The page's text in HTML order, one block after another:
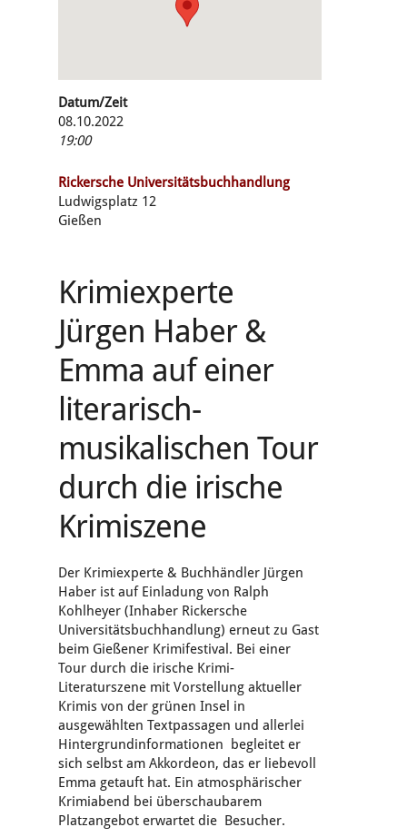
Datum/Zeit
08.10.2022
19:00
Rickersche Universitätsbuchhandlung
Ludwigsplatz 12
Gießen
Krimiexperte
Jürgen Haber &
Emma auf einer
literarisch-
musikalischen Tour
durch die irische
Krimiszene
Der Krimiexperte & Buchhändler Jürgen
Haber ist auf Einladung von Ralph
Kohlheyer (Inhaber Rickersche
Universitätsbuchhandlung) erneut zu Gast
beim Gießener Krimifestival. Bei einer
Tour durch die irische Krimi-
Literaturszene mit Vorstellung aktueller
Krimis von der grünen Insel in
ausgewählten Textpassagen und allerlei
Hintergrundinformationen begleitet er
sich selbst am Akkordeon, das er liebevoll
Emma getauft hat. Ein atmosphärischer
Krimiabend bei überschaubarem
Platzangebot erwartet die Besucher.